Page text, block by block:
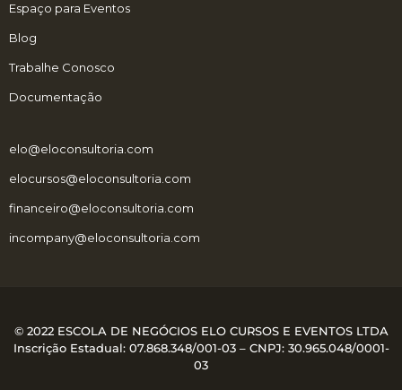
Espaço para Eventos
Blog
Trabalhe Conosco
Documentação
elo@eloconsultoria.com
elocursos@eloconsultoria.com
financeiro@eloconsultoria.com
incompany@eloconsultoria.com
© 2022 ESCOLA DE NEGÓCIOS ELO CURSOS E EVENTOS LTDA
Inscrição Estadual: 07.868.348/001-03 – CNPJ: 30.965.048/0001-
03